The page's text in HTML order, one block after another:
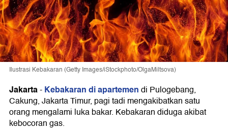
Ilustrasi Kebakaran (Getty Images/iStockphoto/OlgaMiltsova)
Jakarta-Kebakaran di apartemendi Pulogebang,
Cakung, Jakarta Timur, pagi tadi mengakibatkan satu
orang mengalami luka bakar. Kebakaran diduga akibat
kebocoran gas.